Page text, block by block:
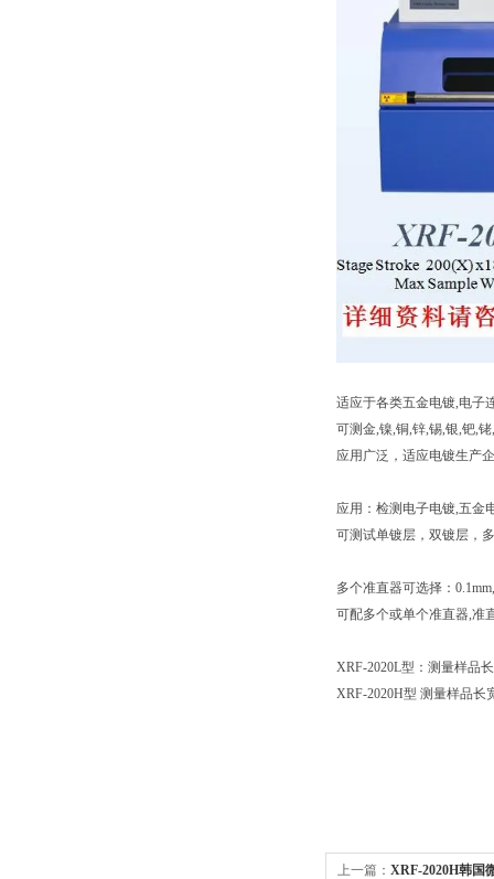
适应于各类五金电镀,电子
可测金,镍,铜,锌,锡,银,钯,
应用广泛，适应电镀生产
应用：检测电子电镀,五金
可测试单镀层，双镀层，
多个准直器可选择：
可配多个或单个准直器,准
XRF-2020L型：测量样品
XRF-2020H型 测量样品长
上一篇： XRF-2020H韩国